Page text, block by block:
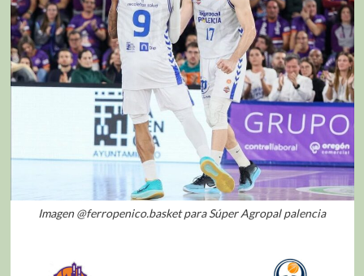
Imagen @ferropenico.basket para Súper Agropal palencia